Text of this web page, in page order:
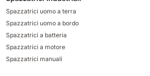
Spazzatrici uomo a terra
Spazzatrici uomo a bordo
Spazzatrici a batteria
Spazzatrici a motore
Spazzatrici manuali